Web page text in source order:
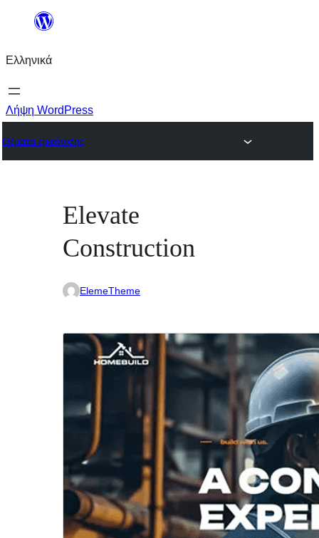
Μετάβαση
περιεχόμενο
Ελληνικά
Λήψη WordPress
Θέματα εμφάνισης
Elevate
Construction
ElemeTheme